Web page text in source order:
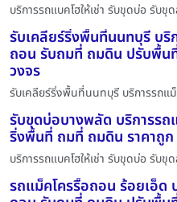
บริการรถแบคโฮให้เช่า รับขุดบ่อ รับ
รับเคลียร์ริ่งพื้นที่นนทบุรี บริ
ถอน รับถมที่ ถมดิน ปรับพื้น
วงจร
รับเคลียร์ริ่งพื้นที่นนทบุรี บริการรถแ
รับขุดบ่อบางพลัด บริการรถ
ริ่งพื้นที่ ถมที่ ถมดิน ราคาถูก
บริการรถแบคโฮให้เช่า รับขุดบ่อ รับ
รถแม็คโครรื้อถอน ร้อยเอ็ด